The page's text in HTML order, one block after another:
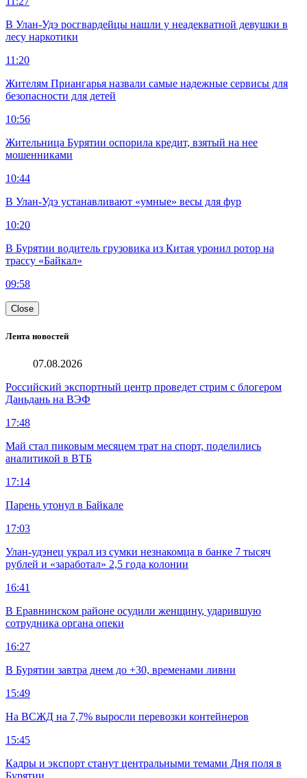
В Улан-Удэ росгвардейцы нашли у неадекватной девушки в
лесу наркотики
11:20
Жителям Приангарья назвали самые надежные сервисы для
безопасности для детей
10:56
Жительница Бурятии оспорила кредит, взятый на нее
мошенниками
10:44
В Улан-Удэ устанавливают «умные» весы для фур
10:20
В Бурятии водитель грузовика из Китая уронил ротор на
трассу «Байкал»
09:58
Close
Лента новостей
07.08.2026
Российский экспортный центр проведет стрим с блогером
Даньдань на ВЭФ
17:48
Май стал пиковым месяцем трат на спорт, поделились
аналитикой в ВТБ
17:14
Парень утонул в Байкале
17:03
Улан-удэнец украл из сумки незнакомца в банке 7 тысяч
рублей и «заработал» 2,5 года колонии
16:41
В Еравнинском районе осудили женщину, ударившую
сотрудника органа опеки
16:27
В Бурятии завтра днем до +30, временами ливни
15:49
На ВСЖД на 7,7% выросли перевозки контейнеров
15:45
Кадры и экспорт станут центральными темами Дня поля в
Бурятии